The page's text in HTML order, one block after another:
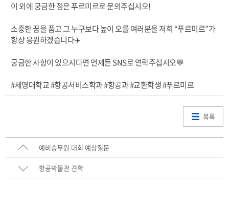
이 외에 궁금한 점은 푸르미르로 문의주십시오!
소중한 꿈을 품고 그 누구보다 높이 오를 여러분을 저희 “푸르미르”가
항상 응원하겠습니다✈️
궁금한 사항이 있으시다면 언제든 SNS로 연락주십시오💬
#세명대학교 #항공서비스학과 #항공과 #교환학생 #푸르미르
목록
예비승무원 대회 예상질문
항공박물관 견학